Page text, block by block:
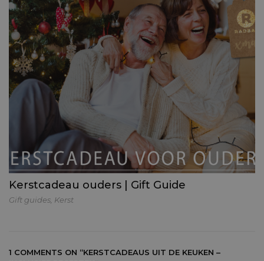
Kerstcadeau ouders | Gift Guide
Gift guides Kerst
1 COMMENTS ON “KERSTCADEAUS UIT DE KEUKEN –